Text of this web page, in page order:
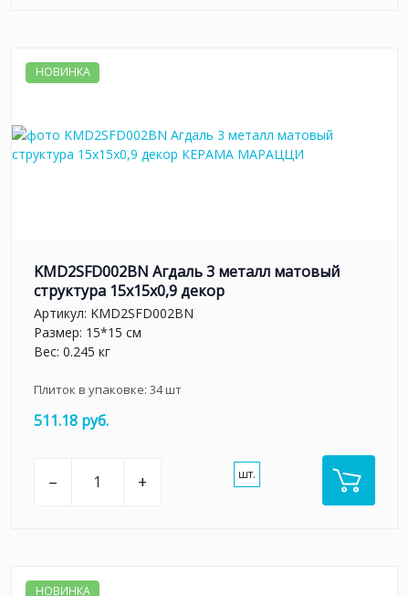
НОВИНКА
KMD2SFD002BN Агдаль 3 металл матовый
структура 15x15x0,9 декор
Артикул: KMD2SFD002BN
Размер: 15*15 см
Вес: 0.245 кг
Плиток в упаковке: 34шт
511.18 руб.
– + шт.
НОВИНКА